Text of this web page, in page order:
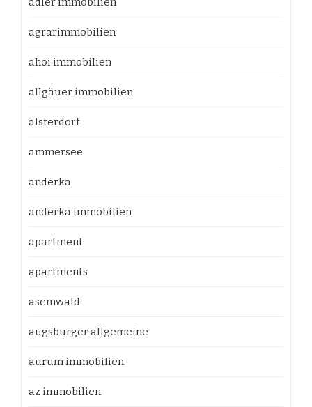
agrarimmobilien
ahoi immobilien
allgäuer immobilien
alsterdorf
ammersee
anderka
anderka immobilien
apartment
apartments
asemwald
augsburger allgemeine
aurum immobilien
az immobilien